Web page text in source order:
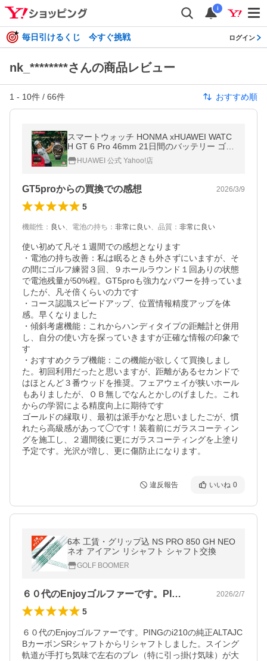
i
毎日引けるくじ 今すぐ挑戦 ログイン
nk_********さんの商品レビュー
1 - 10件 / 66件 おすすめ順
スマートウォッチ HONMA xHUAWEI WATC
H GT 6 Pro 46mm 21日間のバッテリー ゴル
フコースの高低差補正 1ショット前の距離表
示 クラブ表示 スポーツGPS
HUAWEI 公式 Yahoo!店
GT5proからの買換での感想 2026/3/9
5
機能性 ： 良い、 電池の持ち ： 非常に良い、 品質 ： 非常に良い
使い初めて凡そ１週間での感想となります
・電池の持ち改善：私は眠るときも外さずにいますが、そ
の間にゴルフ練習３回、９ホールラウンド１回ありの状態
で電池残量が50%程。GT5proも強力なパワーを持っていま
したが、凡そ倍くらいの力です
・コース認識スピードアップ、位置情報精度アップを体
感。早くなりました
・傾斜考慮機能：これからハンディタイプの距離計と併用
し、自分の使い方を探っていきますが正確な情報の印象で
す
・おすすめクラブ機能：この機能が欲しくて買換しまし
た。初回利用だったと思いますが、距離があるセカンドで
はほとんど３番ウッドを推奨。フェアウェイが狭いホール
もありましたが、ＯＢ無しでなんとかしのげました。これ
からの学習による精度向上に期待です
ゴールドの縁取り、最初は派手かなと思いましたごが、慣
れたら高級感があって◯です！装着前にガラスコーティン
グを施工し、２週間後に更にガラスコーティングを上塗り
予定です。光沢が増し、更に傷防止になります。
違反報告 いいね 0
6本 工賃・グリップ込 NS PRO 850 GH NEO
ネオ アイアン リシャフト シャフト交換
GOLF BOOMER
６０代のEnjoyゴルファーです。PI… 2026/2/7
5
６０代のEnjoyゴルファーです。PINGのi210の純正ALTAJC
BカーボンSRシャフトからリシャフトしました。スイング
軌道が手打ち気味で左右のブレ（特に引っ掛け気味）が大